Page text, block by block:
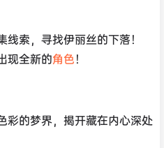
索，寻找伊丽丝的下落！
现全新的角色！
彩的梦界，揭开藏在内心深处